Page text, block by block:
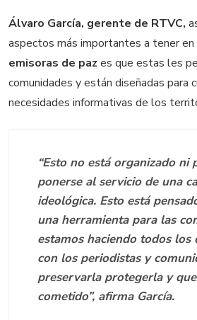
Álvaro García, gerente de RTVC,
aspectos más importantes a tener en
emisoras de paz es que estas les
comunidades y están diseñadas para
necesidades informativas de los
“Esto no está organizado ni
ponerse al servicio de una
ideológica. Esto está
una herramienta para las
estamos haciendo todos los
con los periodistas y
preservarla protegerla y
cometido”, afirma García.